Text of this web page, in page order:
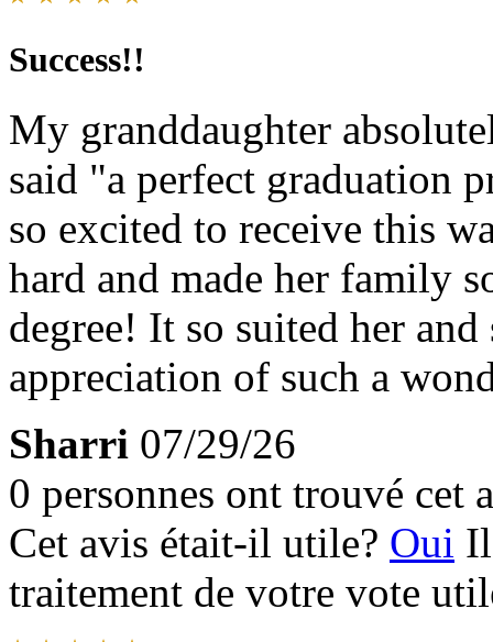
Success!!
My granddaughter
said "a perfect graduation
so excited to receive this
hard and made her family
degree! It so suited her
appreciation of such a
Sharri 07/29/26
0 personnes ont trouvé cet
Cet avis était-il utile? Oui
traitement de votre vote